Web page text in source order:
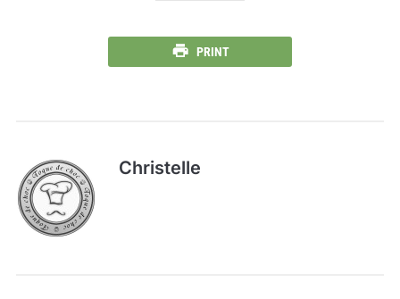
PRINT
Christelle